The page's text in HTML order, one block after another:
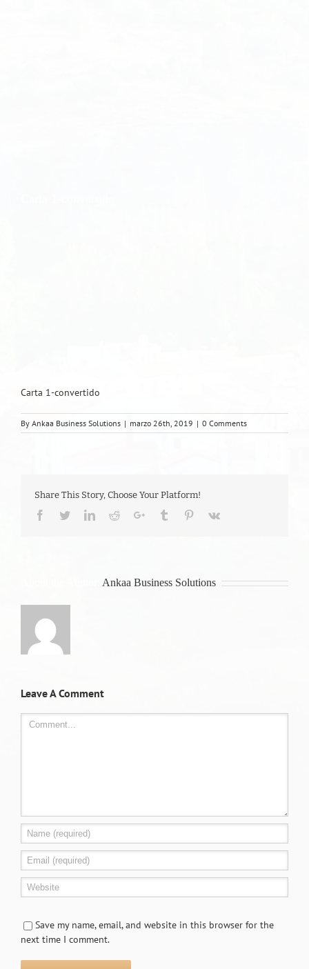
Carta 1-convertido
By Ankaa Business Solutions | marzo 26th, 2019 | 0 Comments
Share This Story, Choose Your Platform!
Facebook
TwitterLinkedIn
RedditGoogle+Tumblr Pinterest
Vk
Ankaa Business Solutions
Leave A Comment
Comment
Save my name, email, and website in this browser for the
next time I comment.